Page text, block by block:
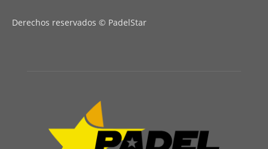
Derechos reservados © PadelStar